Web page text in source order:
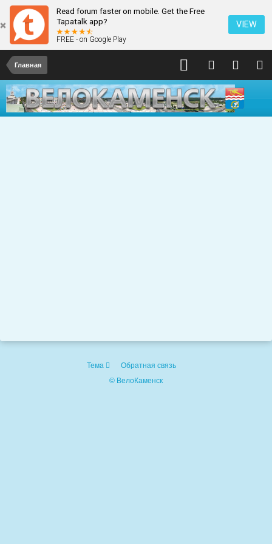
Read forum faster on mobile. Get the Free
Tapatalk app?
FREE - on Google Play
VIEW
Главная
Тема
Обратная связь
© ВелоКаменск